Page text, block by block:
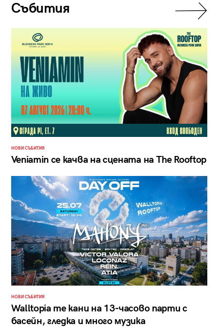
Събития
НОВИ СЪБИТИЯ
Veniamin се качва на сцената на The Rooftop
НОВИ СЪБИТИЯ
Walltopia те кани на 13-часово парти с
басейн, гледка и много музика